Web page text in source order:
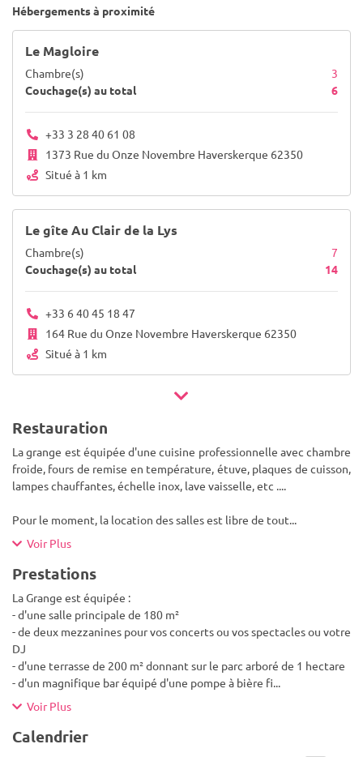
Hébergements à proximité
Le Magloire
Chambre(s)
3
Couchage(s) au total
6
+33 3 28 40 61 08
1373 Rue du Onze Novembre Haverskerque 62350
Situé à 1 km
Le gîte Au Clair de la Lys
Chambre(s)
7
Couchage(s) au total
14
+33 6 40 45 18 47
164 Rue du Onze Novembre Haverskerque 62350
Situé à 1 km
Restauration
La grange est équipée d'une cuisine professionnelle avec chambre
froide, fours de remise en température, étuve, plaques de cuisson,
lampes chauffantes, échelle inox, lave vaisselle, etc ....
Pour le moment, la location des salles est libre de tout...
Voir Plus
Prestations
La Grange est équipée :
- d'une salle principale de 180 m²
- de deux mezzanines pour vos concerts ou vos spectacles ou votre
DJ
- d'une terrasse de 200 m² donnant sur le parc arboré de 1 hectare
- d'un magnifique bar équipé d'une pompe à bière fi...
Voir Plus
Calendrier